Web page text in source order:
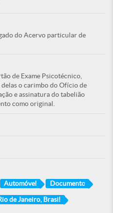
do Acervo particular de
de Exame Psicotécnico,
o carimbo do Ofício de
e assinatura do tabelião
como original.
Automóvel Documento
de Janeiro, Brasil